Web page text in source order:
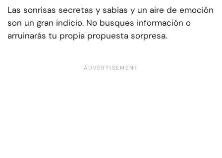
Las sonrisas secretas y sabias y un aire de emoción
son un gran indicio. No busques información o
arruinarás tu propia propuesta sorpresa.